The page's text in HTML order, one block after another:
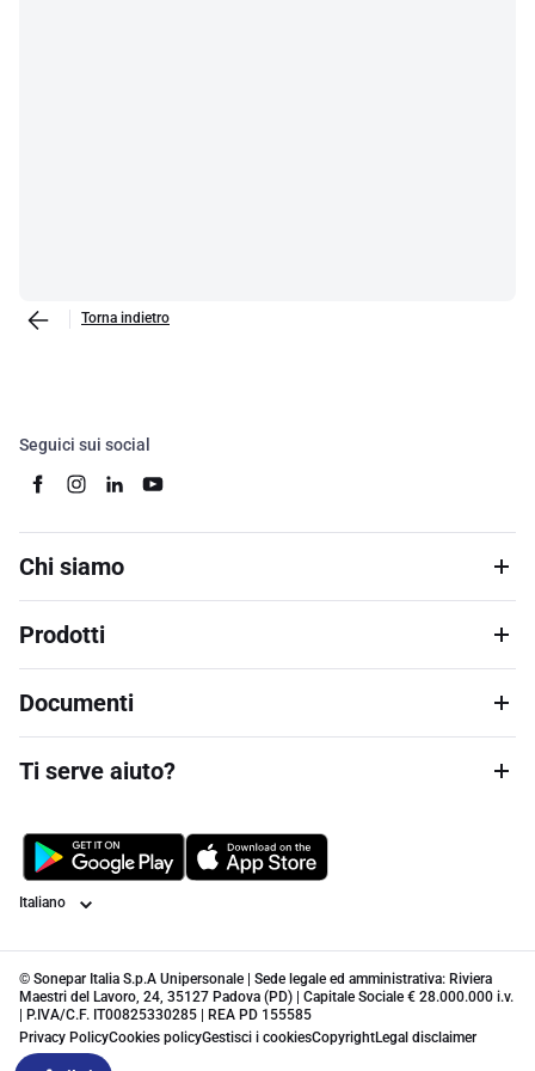
Torna indietro
Seguici sui social
Chi siamo
Prodotti
Documenti
Ti serve aiuto?
Lingua
© Sonepar Italia S.p.A Unipersonale | Sede legale ed amministrativa: Riviera
Maestri del Lavoro, 24, 35127 Padova (PD) | Capitale Sociale € 28.000.000 i.v.
| P.IVA/C.F. IT00825330285 | REA PD 155585
Privacy PolicyCookies policyGestisci i cookiesCopyrightLegal disclaimer